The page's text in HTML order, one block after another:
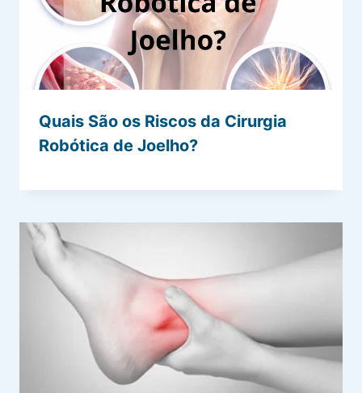
Quais São os Riscos da Cirurgia
Robótica de Joelho?